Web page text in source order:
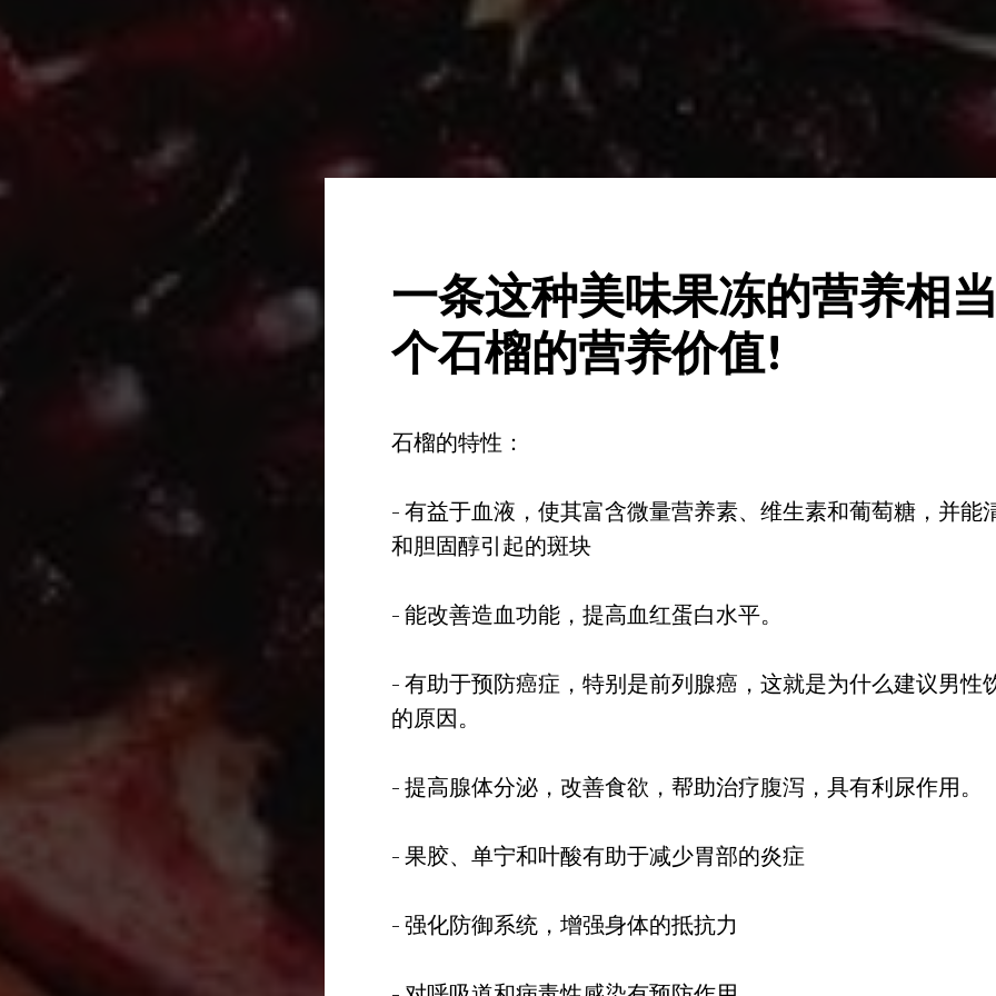
一条这种美味果冻的营养相
个石榴的营养价值!
石榴的特性：
- 有益于血液，使其富含微量营养素、维生素和葡萄糖，并能
和胆固醇引起的斑块
- 能改善造血功能，提高血红蛋白水平。
- 有助于预防癌症，特别是前列腺癌，这就是为什么建议男性
的原因。
- 提高腺体分泌，改善食欲，帮助治疗腹泻，具有利尿作用。
- 果胶、单宁和叶酸有助于减少胃部的炎症
- 强化防御系统，增强身体的抵抗力